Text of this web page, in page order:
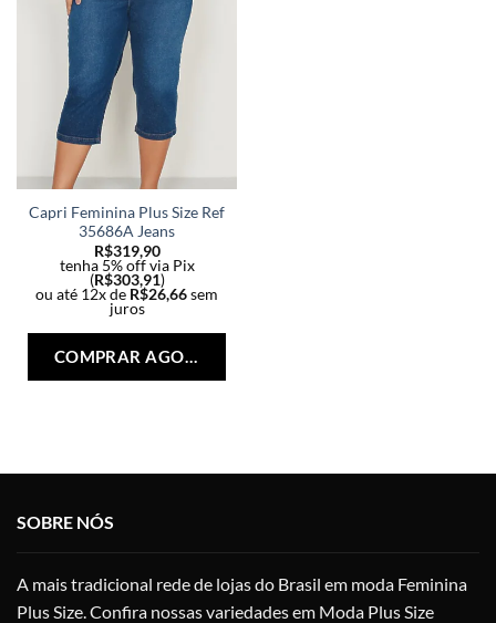
Capri Feminina Plus Size Ref
35686A Jeans
R$319,90
tenha 5% off via Pix
(R$303,91)
ou até 12x de R$26,66sem
juros
COMPRAR AGORA
página
do
SOBRE NÓS
A mais tradicional rede de lojas do Brasil em moda Feminina
Plus Size. Confira nossas variedades em Moda Plus Size